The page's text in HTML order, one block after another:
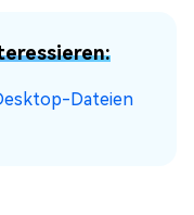
Dateien